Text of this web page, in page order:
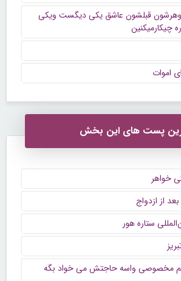
شوهرشون قبلشون عاشق یکی دیگست ویکی
چیکارمیکنین
اموات
پست های این بخش
خواهر
از ازدواج
ستاره هور
مخصوصی واسه حاجتش می خواد بگه